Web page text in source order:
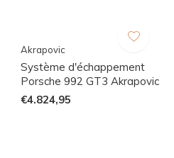
Akrapovic
Système d'échappement
Porsche 992 GT3 Akrapovic
€4.824,95